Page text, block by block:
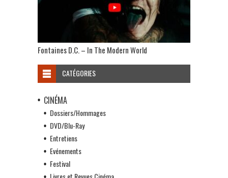
Fontaines D.C. – In The Modern World
CATÉGORIES
CINÉMA
Dossiers/Hommages
DVD/Blu-Ray
Entretiens
Evénements
Festival